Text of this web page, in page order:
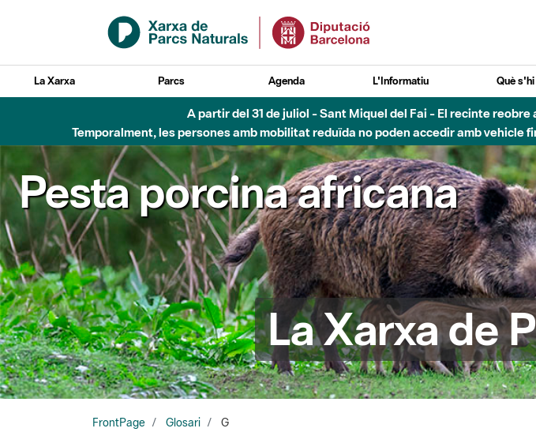
Salta al contingut principal
La Xarxa Parcs Agenda L'Informatiu Què
A partir del 31 de juliol - Sant Miquel del Fai - El recinte
Temporalment, les persones amb mobilitat reduïda no poden accedir amb
Pesta porcina africana
La Xarxa de
FrontPage Glosari G